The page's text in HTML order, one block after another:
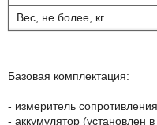
Вес, не более, кг
Базовая комплектация:
- измеритель
- аккумулятор (установлен